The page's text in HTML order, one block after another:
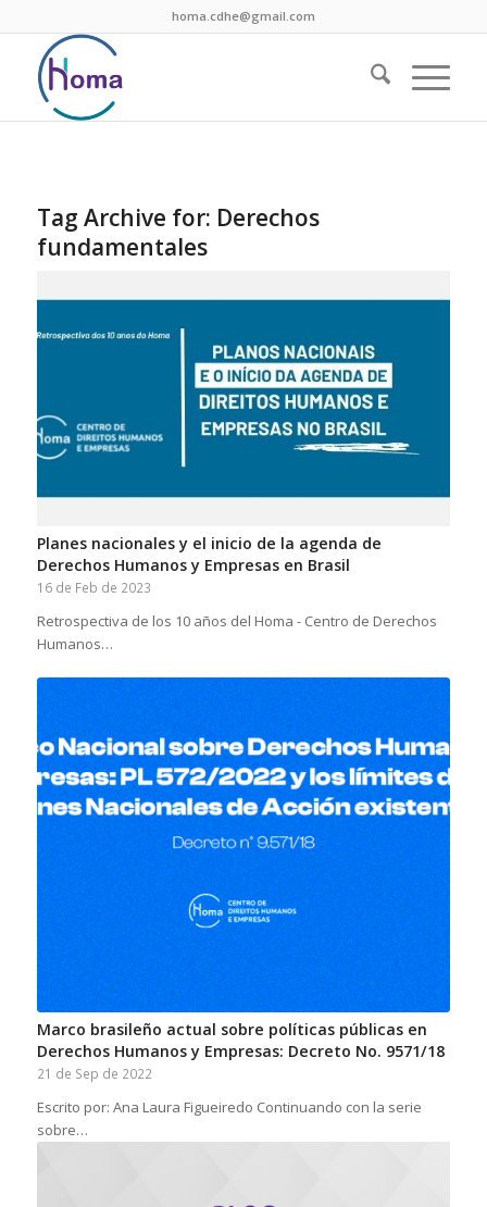
homa.cdhe@gmail.com
Tag Archive for: Derechos
fundamentales
Planes nacionales y el inicio de la agenda de
Derechos Humanos y Empresas en Brasil
16 de Feb de 2023
Retrospectiva de los 10 años del Homa - Centro de Derechos
Humanos…
Marco brasileño actual sobre políticas públicas en
Derechos Humanos y Empresas: Decreto No. 9571/18
21 de Sep de 2022
Escrito por: Ana Laura Figueiredo Continuando con la serie
sobre…